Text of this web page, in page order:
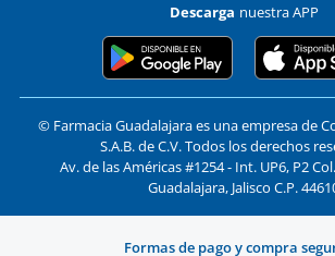
Descarga nuestra APP
© Farmacia Guadalajara es una empresa de
S.A.B. de C.V. Todos los derechos
Av. de las Américas #1254 - Int. UP6, P2
Guadalajara, Jalisco C.P.
Formas de pago y compra